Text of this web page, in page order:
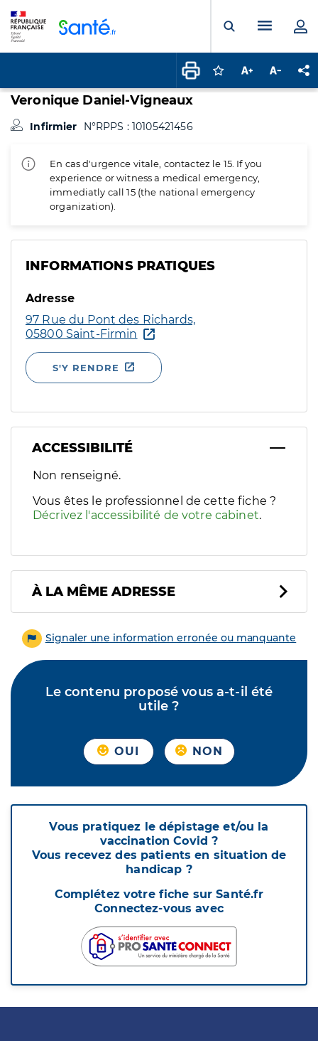
Ouvrir laMenu
Connectez-vous
Augmenter la
Veronique Daniel-Vigneaux
Infirmier N°RPPS : 10105421456
En cas d'urgence vitale, contactez le 15. If you
experience or witness a medical emergency,
immediatly call 15 (the national emergency
organization).
INFORMATIONS PRATIQUES
Adresse
97 Rue du Pont des Richards,
05800 Saint-Firmin
S'Y RENDRE
ACCESSIBILITÉ
Filtres
Sélectionnez un ou plusieurs handicaps/besoins
Non renseigné.
Vous êtes le professionnel de cette fiche ?
Décrivez l'accessibilité de votre cabinet.
À LA MÊME ADRESSE
Signaler une information erronée ou manquante
Le contenu proposé vous a-t-il été
utile ?
OUI NON
Vous pratiquez le dépistage et/ou la
vaccination Covid ?
Vous recevez des patients en situation de
handicap ?
Complétez votre fiche sur Santé.fr
Connectez-vous avec